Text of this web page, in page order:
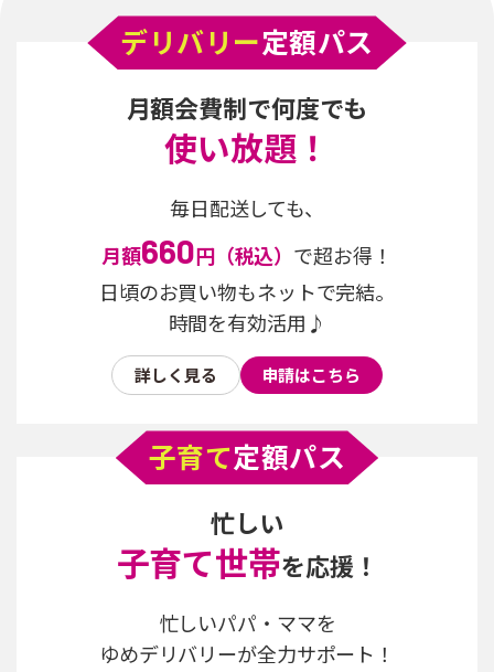
デリバリー定額パス
月額会費制で何度でも
使い放題！
毎日配送しても、
月額660円（税込） で超お得！
日頃のお買い物もネットで完結。
時間を有効活用♪
詳しく見る 申請はこちら
子育て定額パス
忙しい
子育て世帯を応援！
忙しいパパ・ママを
ゆめデリバリーが全力サポート！